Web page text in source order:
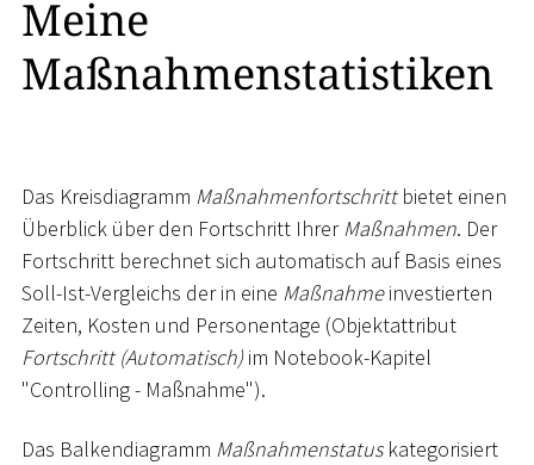
Meine
Maßnahmenstatistiken
Das Kreisdiagramm Maßnahmenfortschrittbietet einen
Überblick über den Fortschritt IhrerMaßnahmen. Der
Fortschritt berechnet sich automatisch auf Basis eines
Soll-Ist-Vergleichs der in eine Maßnahmeinvestierten
Zeiten, Kosten und Personentage (Objektattribut
Fortschritt (Automatisch)im Notebook-Kapitel
"Controlling - Maßnahme").
Das Balkendiagramm Maßnahmenstatuskategorisiert